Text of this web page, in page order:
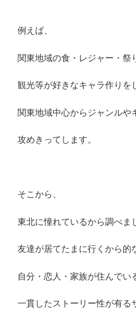
例えば、
関東地域の食・レジャー・祭
観光等が好きなキャラ作りを
関東地域中心からジャンルや
攻めきってします。
そこから、
東北に憧れているから調べま
友達が居てたまに行くから的
自分・恋人・家族が住んでい
一貫したストーリー性が有る